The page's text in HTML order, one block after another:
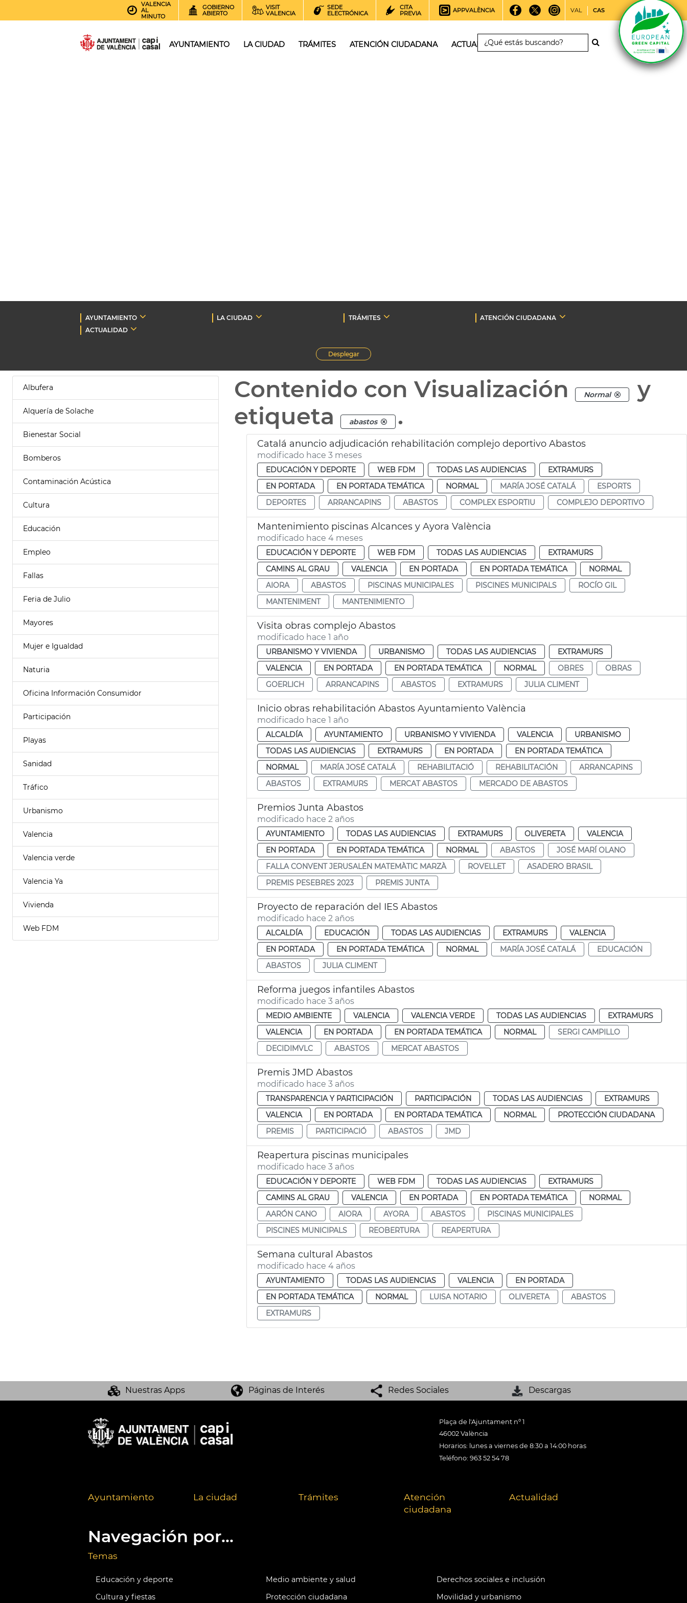
VALENCIA
AL
MINUTO
GOBIERNO
ABIERTO
VISIT
VALENCIA
SEDE
ELECTRÓNICA
CITA
PREVIA
APPVALÈNCIA VAL CAS
AYUNTAMIENTO LA CIUDAD TRÁMITES ATENCIÓN CIUDADANA ACTUALIDAD
AYUNTAMIENTO LA CIUDAD TRÁMITES
ATENCIÓN CIUDADANA
ACTUALIDAD
Desplegar
Albufera
Alquería de Solache
Bienestar Social
Bomberos
Contaminación Acústica
Cultura
Educación
Empleo
Fallas
Feria de Julio
Mayores
Mujer e Igualdad
Naturia
Oficina Información Consumidor
Participación
Playas
Sanidad
Tráfico
Urbanismo
Valencia
Valencia verde
Valencia Ya
Vivienda
Web FDM
Contenido con Visualización Normal
y
etiqueta
abastos .
Catalá anuncio adjudicación rehabilitación complejo deportivo Abastos
modificado hace 3 meses
EDUCACIÓN Y DEPORTE WEB FDM TODAS LAS AUDIENCIAS
EXTRAMURS
EN PORTADA
EN PORTADA TEMÁTICA NORMAL MARÍA JOSÉ CATALÁ
ESPORTS
DEPORTES
ARRANCAPINS ABASTOS COMPLEX ESPORTIU COMPLEJO DEPORTIVO
Mantenimiento piscinas Alcances y Ayora València
modificado hace 4 meses
EDUCACIÓN Y DEPORTE WEB FDM TODAS LAS AUDIENCIAS
EXTRAMURS
CAMINS AL GRAU
VALENCIA EN PORTADA EN PORTADA TEMÁTICA
NORMAL
AIORA
ABASTOS PISCINAS MUNICIPALES PISCINES MUNICIPALS
ROCÍO GIL
MANTENIMENT
MANTENIMIENTO
Visita obras complejo Abastos
modificado hace 1 año
URBANISMO Y VIVIENDA URBANISMO TODAS LAS AUDIENCIAS
EXTRAMURS
VALENCIA
EN PORTADA EN PORTADA TEMÁTICA NORMAL OBRES
OBRAS
GOERLICH
ARRANCAPINS ABASTOS EXTRAMURS JULIA CLIMENT
Inicio obras rehabilitación Abastos Ayuntamiento València
modificado hace 1 año
ALCALDÍA AYUNTAMIENTO URBANISMO Y VIVIENDA VALENCIA
URBANISMO
TODAS LAS AUDIENCIAS
EXTRAMURS EN PORTADA
EN PORTADA TEMÁTICA
NORMAL
MARÍA JOSÉ CATALÁ REHABILITACIÓ REHABILITACIÓN
ARRANCAPINS
ABASTOS
EXTRAMURS MERCAT ABASTOS MERCADO DE ABASTOS
Premios Junta Abastos
modificado hace 2 años
AYUNTAMIENTO TODAS LAS AUDIENCIAS EXTRAMURS OLIVERETA
VALENCIA
EN PORTADA
EN PORTADA TEMÁTICA NORMAL ABASTOS
JOSÉ MARÍ OLANO
FALLA CONVENT JERUSALÉN MATEMÀTIC MARZÀ
ROVELLET
ASADERO BRASIL
PREMIS PESEBRES 2023
PREMIS JUNTA
Proyecto de reparación del IES Abastos
modificado hace 2 años
ALCALDÍA EDUCACIÓN TODAS LAS AUDIENCIAS EXTRAMURS
VALENCIA
EN PORTADA
EN PORTADA TEMÁTICA NORMAL MARÍA JOSÉ CATALÁ
EDUCACIÓN
ABASTOS
JULIA CLIMENT
Reforma juegos infantiles Abastos
modificado hace 3 años
MEDIO AMBIENTE VALENCIA VALENCIA VERDE TODAS LAS AUDIENCIAS
EXTRAMURS
VALENCIA
EN PORTADA EN PORTADA TEMÁTICA NORMAL
SERGI CAMPILLO
DECIDIMVLC
ABASTOS MERCAT ABASTOS
Premis JMD Abastos
modificado hace 3 años
TRANSPARENCIA Y PARTICIPACIÓN PARTICIPACIÓN TODAS LAS AUDIENCIAS
EXTRAMURS
VALENCIA
EN PORTADA EN PORTADA TEMÁTICA NORMAL
PROTECCIÓN CIUDADANA
PREMIS
PARTICIPACIÓ ABASTOS JMD
Reapertura piscinas municipales
modificado hace 3 años
EDUCACIÓN Y DEPORTE WEB FDM TODAS LAS AUDIENCIAS
EXTRAMURS
CAMINS AL GRAU
VALENCIA EN PORTADA EN PORTADA TEMÁTICA
NORMAL
AARÓN CANO
AIORA AYORA ABASTOS
PISCINAS MUNICIPALES
PISCINES MUNICIPALS
REOBERTURA REAPERTURA
Semana cultural Abastos
modificado hace 4 años
AYUNTAMIENTO TODAS LAS AUDIENCIAS VALENCIA
EN PORTADA
EN PORTADA TEMÁTICA
NORMAL LUISA NOTARIO OLIVERETA
ABASTOS
EXTRAMURS
Nuestras Apps Páginas de Interés Redes Sociales Descargas
Plaça de l'Ajuntament nº 1
46002 València
Horarios: lunes a viernes de 8:30 a 14:00 horas
Teléfono: 963 52 54 78
Ayuntamiento La ciudad Trámites
Atención
ciudadana
Actualidad
Navegación por...
Temas
Educación y deporte Medio ambiente y salud
Derechos sociales e inclusión
Cultura y fiestas
Protección ciudadana Movilidad y urbanismo